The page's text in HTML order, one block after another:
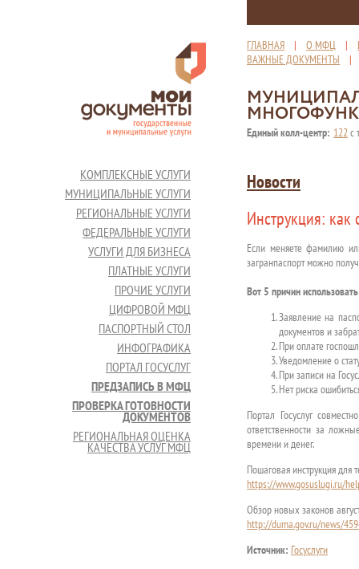
ГЛАВНАЯ | О МФЦ |
ВАЖНЫЕ ДОКУМЕНТЫ
Единый колл-центр: 122с
КОМПЛЕКСНЫЕ УСЛУГИ
МУНИЦИПАЛЬНЫЕ УСЛУГИ
РЕГИОНАЛЬНЫЕ УСЛУГИ
ФЕДЕРАЛЬНЫЕ УСЛУГИ
УСЛУГИ ДЛЯ БИЗНЕСА
ПЛАТНЫЕ УСЛУГИ
ПРОЧИЕ УСЛУГИ
ЦИФРОВОЙ МФЦ
ПАСПОРТНЫЙ СТОЛ
ИНФОГРАФИКА
ПОРТАЛ ГОСУСЛУГ
ПРЕДЗАПИСЬ В МФЦ
ПРОВЕРКА ГОТОВНОСТИ
ДОКУМЕНТОВ
РЕГИОНАЛЬНАЯ ОЦЕНКА
КАЧЕСТВА УСЛУГ МФЦ
Новости
Инструкция: как
Если меняете фамилию
загранпаспорт можно
Вот 5 причин
Заявление на
документов и
При оплате
Уведомление о
При записи на
Нет риска
Портал Госуслуг
ответственности за
времени и денег.
Пошаговая инструкция для
https://www.gosuslugi.ru/
Обзор новых законов
http://duma.gov.ru/news/
Источник: Госуслуги